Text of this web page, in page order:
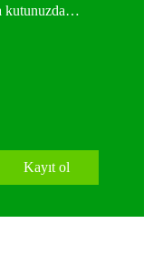
kutunuzda…
Kayıt ol